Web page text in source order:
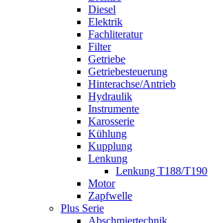
Diesel
Elektrik
Fachliteratur
Filter
Getriebe
Getriebesteuerung
Hinterachse/Antrieb
Hydraulik
Instrumente
Karosserie
Kühlung
Kupplung
Lenkung
Lenkung T188/T190
Motor
Zapfwelle
Plus Serie
Abschmiertechnik